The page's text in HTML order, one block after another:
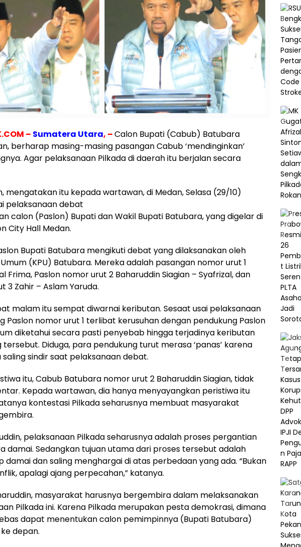
– Sumatera Utara, –Calon Bupati (Cabub) Batubara
berharap masing-masing pasangan Cabub ‘mendinginkan’
Agar pelaksanaan Pilkada di daerah itu berjalan secara
mengatakan itu kepada wartawan, di Medan, Selasa (29/10)
pelaksanaan debat
calon (Paslon) Bupati dan Wakil Bupati Batubara, yang digelar di
City Hall Medan.
Bupati Batubara mengikuti debat yang dilaksanakan oleh
(KPU) Batubara. Mereka adalah pasangan nomor urut 1
Frima, Paslon nomor urut 2 Baharuddin Siagian – Syafrizal, dan
3 Zahir – Aslam Yaruda.
malam itu sempat diwarnai keributan. Sesaat usai pelaksanaan
Paslon nomor urut 1 terlibat kerusuhan dengan pendukung Paslon
diketahui secara pasti penyebab hingga terjadinya keributan
Diduga, para pendukung turut merasa ‘panas’ karena
sindir saat pelaksanaan debat.
itu, Cabub Batubara nomor urut 2 Baharuddin Siagian, tidak
Kepada wartawan, dia hanya menyayangkan peristiwa itu
kontestasi Pilkada seharusnya membuat masyarakat
pelaksanaan Pilkada seharusnya adalah proses pergantian
damai. Sedangkan tujuan utama dari proses tersebut adalah
dan saling menghargai di atas perbedaan yang ada. “Bukan
apalagi ajang perpecahan,” katanya.
masyarakat harusnya bergembira dalam melaksanakan
Pilkada ini. Karena Pilkada merupakan pesta demokrasi, dimana
dapat menentukan calon pemimpinnya (Bupati Batubara)
depan.